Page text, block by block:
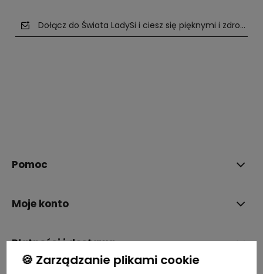
Dołącz do Świata LadySi i ciesz się pięknymi i
Pomoc
Moje konto
Płatności i dostawa
🍪 Zarządzanie plikami cookie